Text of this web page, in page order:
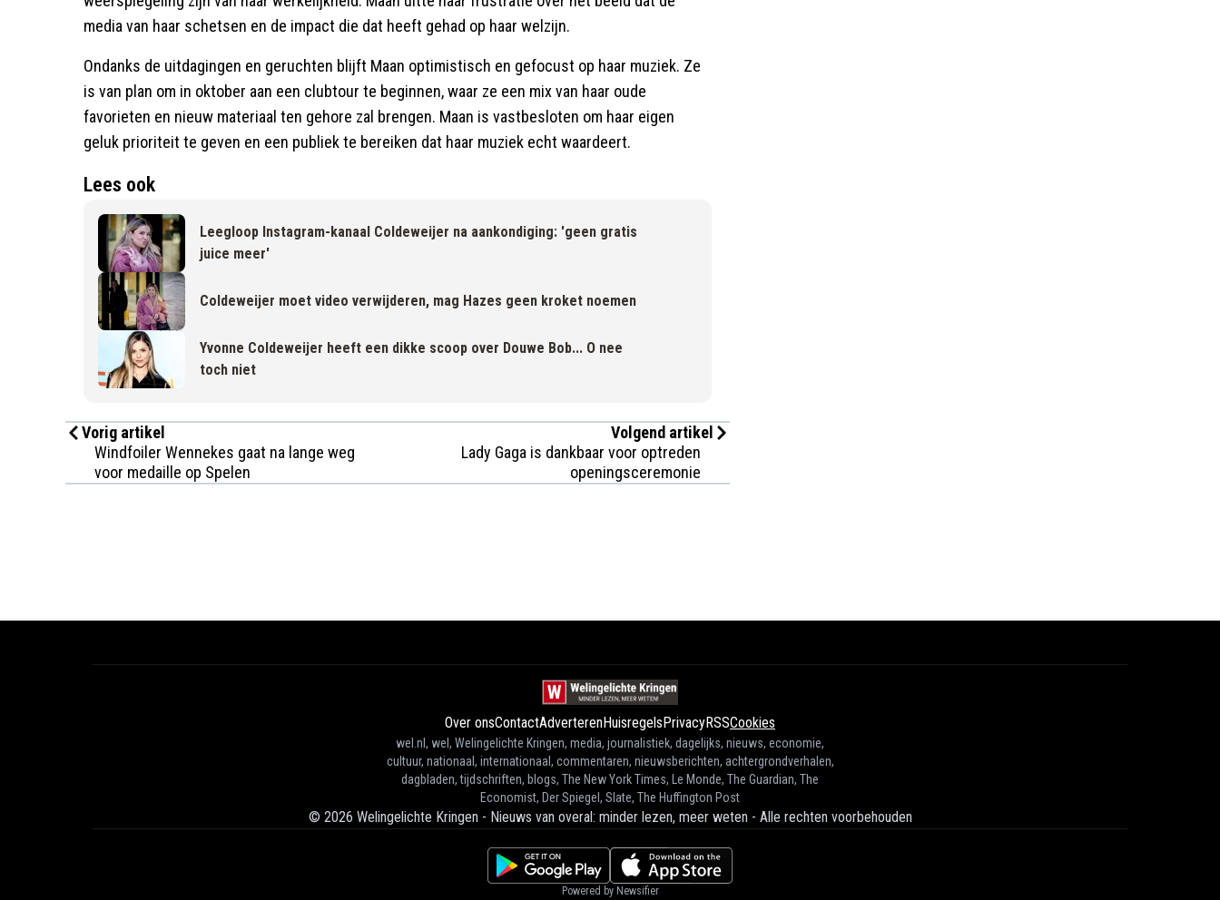
media van haar schetsen en de impact die dat heeft gehad op haar welzijn.
Ondanks de uitdagingen en geruchten blijft Maan optimistisch en gefocust op haar muziek. Ze
is van plan om in oktober aan een clubtour te beginnen, waar ze een mix van haar oude
favorieten en nieuw materiaal ten gehore zal brengen. Maan is vastbesloten om haar eigen
geluk prioriteit te geven en een publiek te bereiken dat haar muziek echt waardeert.
Lees ook
Leegloop Instagram-kanaal Coldeweijer na aankondiging: 'geen gratis
juice meer'
Coldeweijer moet video verwijderen, mag Hazes geen kroket noemen
Yvonne Coldeweijer heeft een dikke scoop over Douwe Bob... O nee
toch niet
Vorig artikel
Windfoiler Wennekes gaat na lange weg
voor medaille op Spelen
Volgend artikel
Lady Gaga is dankbaar voor optreden
openingsceremonie
Over onsContactAdverterenHuisregelsPrivacyRSSCookies
wel.nl, wel, Welingelichte Kringen, media, journalistiek, dagelijks, nieuws, economie,
cultuur, nationaal, internationaal, commentaren, nieuwsberichten, achtergrondverhalen,
dagbladen, tijdschriften, blogs, The New York Times, Le Monde, The Guardian, The
Economist, Der Spiegel, Slate, The Huffington Post
© 2026 Welingelichte Kringen - Nieuws van overal: minder lezen, meer weten - Alle rechten voorbehouden
Powered by Newsifier